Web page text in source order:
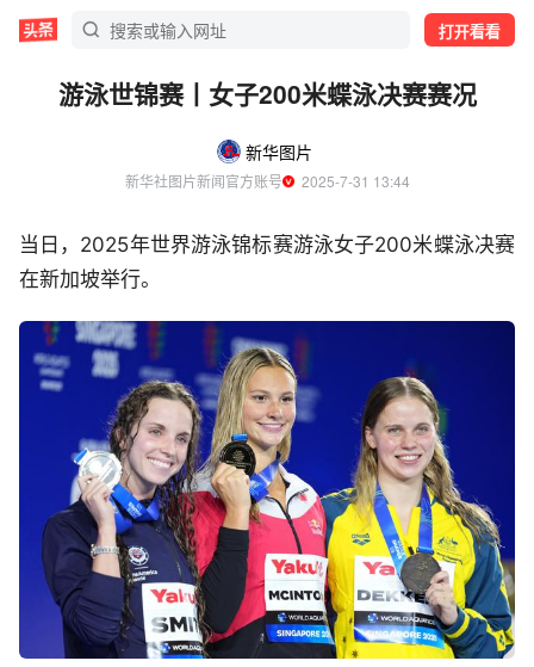
打开看看
游泳世锦赛丨女子200米蝶泳决赛赛况
新华图片
新华社图片新闻官方账号
  2025-7-31 13:44
当日，2025年世界游泳锦标赛游泳女子200米蝶泳决赛
在新加坡举行。